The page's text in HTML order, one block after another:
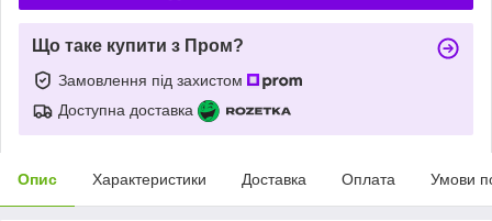
Що таке купити з Пром?
Замовлення під захистом
Доступна доставка
Опис Характеристики Доставка Оплата Умови